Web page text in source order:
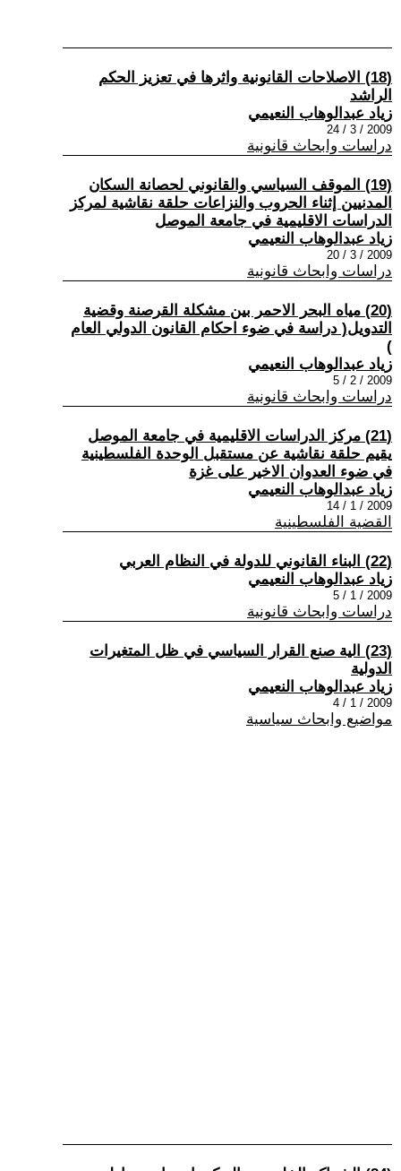
(18) الاصلاحات القانونية واثرها في تعزيز الحكم
الراشد
زياد عبدالوهاب النعيمي
2009 / 3 / 24
دراسات وابحاث قانونية
(19) الموقف السياسي والقانوني لحصانة السكان
المدنيين إثناء الحروب والنزاعات حلقة نقاشية لمركز
الدراسات الاقليمية في جامعة الموصل
زياد عبدالوهاب النعيمي
2009 / 3 / 20
دراسات وابحاث قانونية
(20) مياه البحر الاحمر بين مشكلة القرصنة وقضية
التدويل( دراسة في ضوء احكام القانون الدولي العام
)
زياد عبدالوهاب النعيمي
2009 / 2 / 5
دراسات وابحاث قانونية
(21) مركز الدراسات الاقليمية في جامعة الموصل
يقيم حلقة نقاشية عن مستقبل الوحدة الفلسطينية
في ضوء العدوان الاخير على غزة
زياد عبدالوهاب النعيمي
2009 / 1 / 14
القضية الفلسطينية
(22) البناء القانوني للدولة في النظام العربي
زياد عبدالوهاب النعيمي
2009 / 1 / 5
دراسات وابحاث قانونية
(23) الية صنع القرار السياسي في ظل المتغيرات
الدولية
زياد عبدالوهاب النعيمي
2009 / 1 / 4
مواضيع وابحاث سياسية